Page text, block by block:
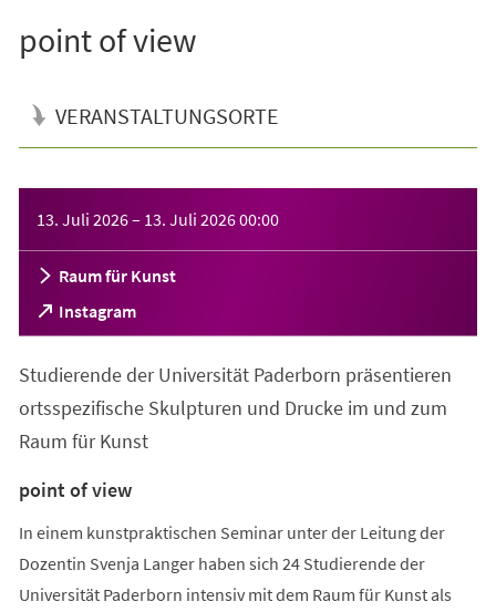
point of view
VERANSTALTUNGSORTE
13. Juli 2026– 13. Juli 202600:00
Raum für Kunst
Instagram
(Öffnet
in
neuen
Tab)
Studierende der Universität Paderborn präsentieren
ortsspezifische Skulpturen und Drucke im und zum
Raum für Kunst
point of view
In einem kunstpraktischen Seminar unter der Leitung der
Dozentin Svenja Langer haben sich 24 Studierende der
Universität Paderborn intensiv mit dem Raum für Kunst als